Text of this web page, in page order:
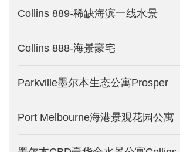
Collins 889-稀缺海滨一线水景
Collins 888-海景豪宅
Parkville墨尔本生态公寓Prosper
Port Melbourne海港景观花园公寓